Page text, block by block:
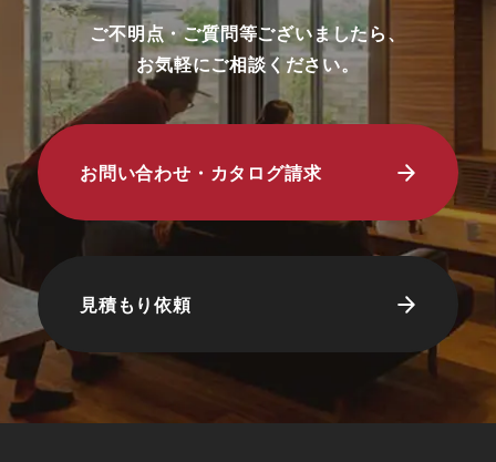
・未成年者様のみのご来場は対象外とさせ
ていただきます。
・弊社のアンケートにご協力していただく
ことが条件となります。
■ 個人情報の取り扱いについて
・ご入力いただきました情報は「
シーポリシー」に従って取り扱われます。
ご不明点・ご質問等ございましたら、
お気軽にご相談ください。
お問い合わせ・カタログ請求
見積もり依頼